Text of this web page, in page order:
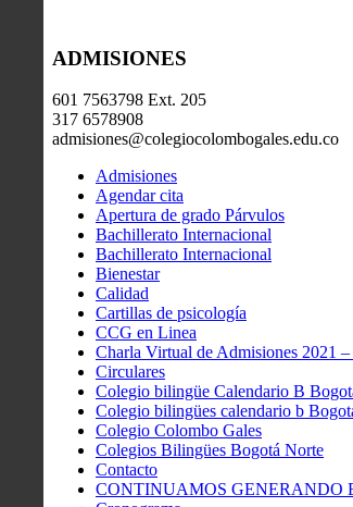
ADMISIONES
601 7563798 Ext. 205
317 6578908
admisiones@colegiocolombogales.edu.co
Admisiones
Agendar cita
Apertura de grado Párvulos
Bachillerato Internacional
Bachillerato Internacional
Bienestar
Calidad
Cartillas de psicología
CCG en Linea
Charla Virtual de Admisiones 2021
Circulares
Colegio bilingüe Calendario B
Colegio bilingües calendario b
Colegio Colombo Gales
Colegios Bilingües Bogotá Norte
Contacto
CONTINUAMOS GENERANDO